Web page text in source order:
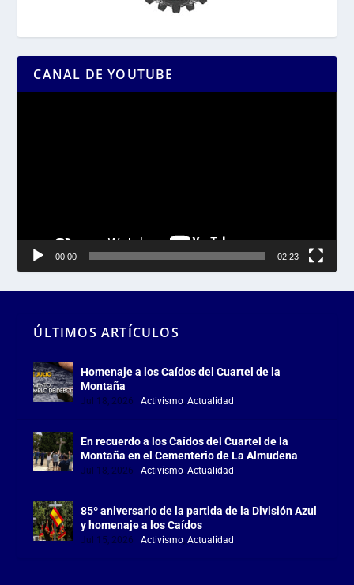
CANAL DE YOUTUBE
00:00 02:23
ÚLTIMOS ARTÍCULOS
Homenaje a los Caídos del Cuartel de la
Montaña
Jul 18, 2026 |Activismo,Actualidad
En recuerdo a los Caídos del Cuartel de la
Montaña en el Cementerio de La Almudena
Jul 18, 2026 |Activismo,Actualidad
85º aniversario de la partida de la División Azul
y homenaje a los Caídos
Jul 15, 2026 |Activismo,Actualidad